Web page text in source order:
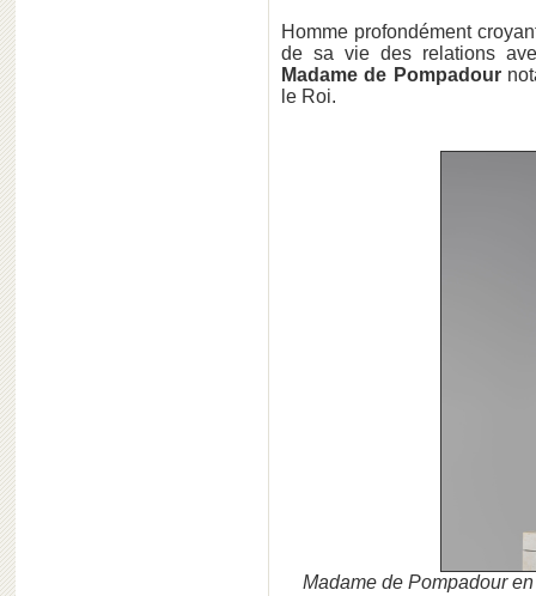
Homme profondément
de sa vie des relations
Madame de Pompadour
le Roi.
Madame de Pompadour